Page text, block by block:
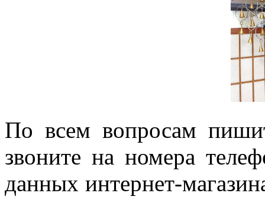
По всем вопросам
звоните на номера
данных интернет-